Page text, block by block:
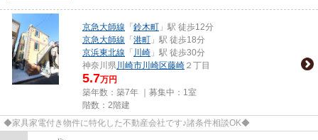
京急大師線 「 鈴木町 」駅 徒歩12分
京急大師線 「 港町 」駅 徒歩18分
京浜東北線 「 川崎 」駅 徒歩30分
神奈川県川崎市川崎区藤崎 ２丁目
5.7万円
築年数：築7年 ｜募集中： 1室
階数：2階建
◆家具家電付き物件に特化した不動産会社です♪諸条件相談OK◆